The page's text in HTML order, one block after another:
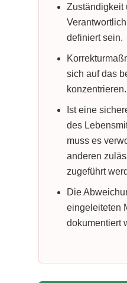
Zuständigkeit
definiert sein.
sich auf das
konzentrieren.
Ist eine
des
muss es
anderen
zugeführt
Die
eingeleiteten
dokumentiert